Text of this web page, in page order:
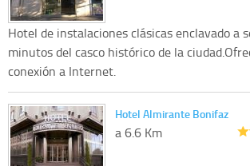
Hotel de instalaciones clásicas enclavado a
minutos del casco histórico de la
conexión a Internet.
Hotel Almirante Bonifaz
a 6.6 Km